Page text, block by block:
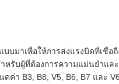
มาเพื่อให้การส่งแรงบิดที่เชื่อ
รับผู้ที่ต้องการความแม่นยำแ
า B3, B8, V5, B6, B7 และ